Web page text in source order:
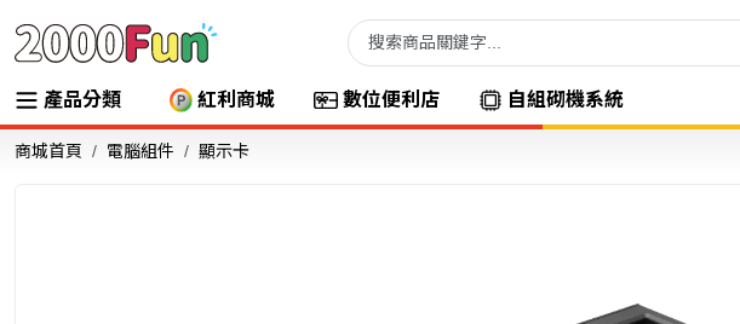
產品分類 紅利商城 數位便利店 自組砌機系統
商城首頁 電腦組件 顯示卡